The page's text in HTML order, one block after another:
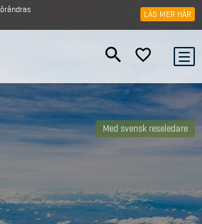
LÄS MER HÄR
Med svensk reseledare